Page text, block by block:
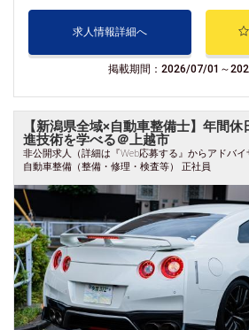
求人情報詳細へ
掲載期間：2026/07/01～
【新潟県全域×自動車整備士】年間
進技術を学べる＠上越市
非公開求人（詳細は『Web応募する』からアドバ
自動車整備（整備・修理・検査等） 正社員